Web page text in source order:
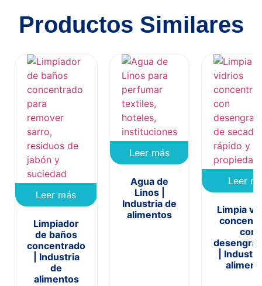
Productos Similares
Leer más
Limpiador
de baños
concentrado
| Industria
de
alimentos
Leer más
Agua de
Linos |
Industria de
alimentos
Leer
Limpia
con
|